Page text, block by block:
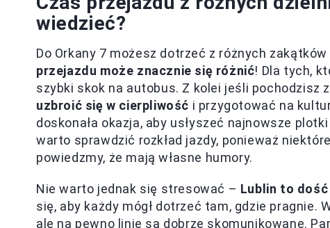
wiedzieć?
Do Orkany 7 możesz dotrzeć z różnych
przejazdu może znacznie się różnić! Dla tych,
szybki skok na autobus. Z kolei jeśli pochodzisz
uzbroić się w cierpliwość i przygotować na
doskonała okazja, aby usłyszeć najnowsze
warto sprawdzić rozkład jazdy, ponieważ
powiedzmy, że mają własne humory.
Nie warto jednak się stresować – Lublin to
się, aby każdy mógł dotrzeć tam, gdzie pragnie.
ale na pewno linie są dobrze skomunikowane.